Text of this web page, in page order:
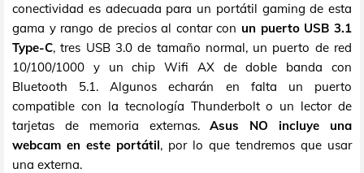
conectividad es adecuada para un portátil gaming de esta
gama y rango de precios al contar con un puerto USB 3.1
Type-C, tres USB 3.0 de tamaño normal, un puerto de red
10/100/1000 y un chip Wifi AX de doble banda con
Bluetooth 5.1. Algunos echarán en falta un puerto
compatible con la tecnología Thunderbolt o un lector de
tarjetas de memoria externas.Asus NO incluye una
webcam en este portátil, por lo que tendremos que usar
una externa.